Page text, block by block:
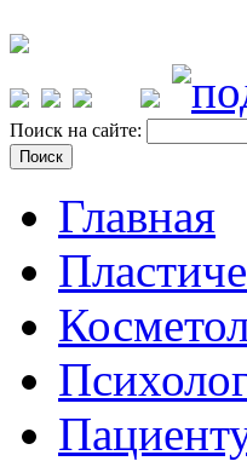
Поиск на сайте:
Главная